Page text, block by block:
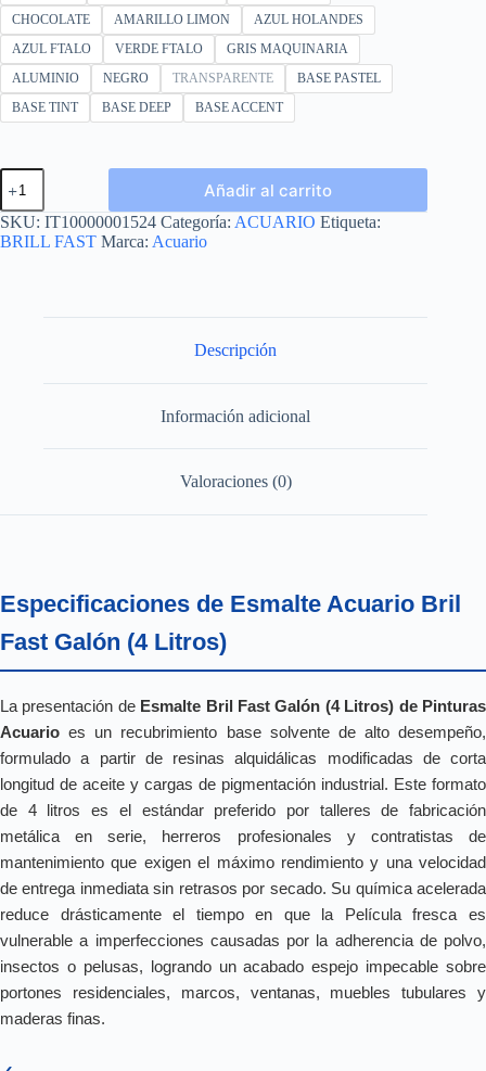
CHOCOLATE
AMARILLO LIMON
AZUL HOLANDES
AZUL FTALO
VERDE FTALO
GRIS MAQUINARIA
ALUMINIO
NEGRO TRANSPARENTE
BASE PASTEL
BASE TINT
BASE DEEP BASE ACCENT
BRIL
FAST
GALON
4L
cantidad
Añadir al carrito
SKU: IT10000001524 Categoría: ACUARIO Etiqueta:
BRILL FAST Marca: Acuario
Descripción
Información adicional
Valoraciones (0)
Especificaciones de Esmalte Acuario Bril
Fast Galón (4 Litros)
La presentación de Esmalte Bril Fast Galón (4 Litros) de Pinturas
Acuario es un recubrimiento base solvente de alto desempeño,
formulado a partir de resinas alquidálicas modificadas de corta
longitud de aceite y cargas de pigmentación industrial. Este formato
de 4 litros es el estándar preferido por talleres de fabricación
metálica en serie, herreros profesionales y contratistas de
mantenimiento que exigen el máximo rendimiento y una velocidad
de entrega inmediata sin retrasos por secado. Su química acelerada
reduce drásticamente el tiempo en que la Película fresca es
vulnerable a imperfecciones causadas por la adherencia de polvo,
insectos o pelusas, logrando un acabado espejo impecable sobre
portones residenciales, marcos, ventanas, muebles tubulares y
maderas finas.